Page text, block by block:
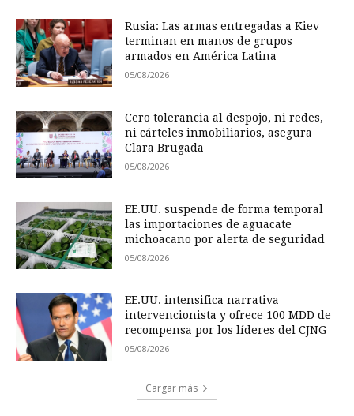
Rusia: Las armas entregadas a Kiev
terminan en manos de grupos
armados en América Latina
05/08/2026
Cero tolerancia al despojo, ni redes,
ni cárteles inmobiliarios, asegura
Clara Brugada
05/08/2026
EE.UU. suspende de forma temporal
las importaciones de aguacate
michoacano por alerta de seguridad
05/08/2026
EE.UU. intensifica narrativa
intervencionista y ofrece 100 MDD de
recompensa por los líderes del CJNG
05/08/2026
Cargar más